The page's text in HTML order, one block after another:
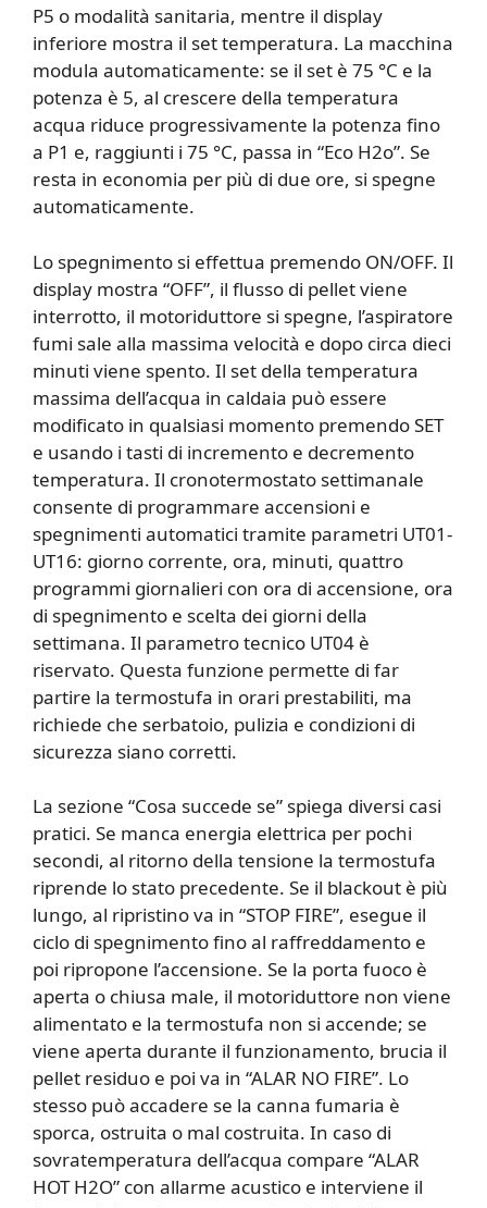
P5 o modalità sanitaria, mentre il display
inferiore mostra il set temperatura. La macchina
modula automaticamente: se il set è 75 °C e la
potenza è 5, al crescere della temperatura
acqua riduce progressivamente la potenza fino
a P1 e, raggiunti i 75 °C, passa in “Eco H2o”. Se
resta in economia per più di due ore, si spegne
automaticamente.
Lo spegnimento si effettua premendo ON/OFF. Il
display mostra “OFF”, il flusso di pellet viene
interrotto, il motoriduttore si spegne, l’aspiratore
fumi sale alla massima velocità e dopo circa dieci
minuti viene spento. Il set della temperatura
massima dell’acqua in caldaia può essere
modificato in qualsiasi momento premendo SET
e usando i tasti di incremento e decremento
temperatura. Il cronotermostato settimanale
consente di programmare accensioni e
spegnimenti automatici tramite parametri UT01-
UT16: giorno corrente, ora, minuti, quattro
programmi giornalieri con ora di accensione, ora
di spegnimento e scelta dei giorni della
settimana. Il parametro tecnico UT04 è
riservato. Questa funzione permette di far
partire la termostufa in orari prestabiliti, ma
richiede che serbatoio, pulizia e condizioni di
sicurezza siano corretti.
La sezione “Cosa succede se” spiega diversi casi
pratici. Se manca energia elettrica per pochi
secondi, al ritorno della tensione la termostufa
riprende lo stato precedente. Se il blackout è più
lungo, al ripristino va in “STOP FIRE”, esegue il
ciclo di spegnimento fino al raffreddamento e
poi ripropone l’accensione. Se la porta fuoco è
aperta o chiusa male, il motoriduttore non viene
alimentato e la termostufa non si accende; se
viene aperta durante il funzionamento, brucia il
pellet residuo e poi va in “ALAR NO FIRE”. Lo
stesso può accadere se la canna fumaria è
sporca, ostruita o mal costruita. In caso di
sovratemperatura dell’acqua compare “ALAR
HOT H2O” con allarme acustico e interviene il